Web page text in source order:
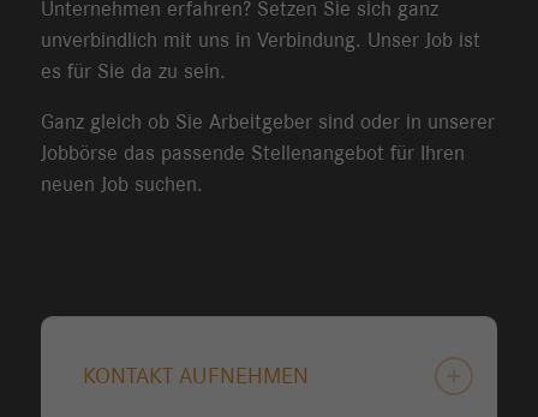
Unternehmen erfahren? Setzen Sie sich ganz
unverbindlich mit uns in Verbindung. Unser Job ist
es für Sie da zu sein.
Ganz gleich ob Sie Arbeitgeber sind oder in unserer
Jobbörse das passende Stellenangebot für Ihren
neuen Job suchen.
KONTAKT AUFNEHMEN